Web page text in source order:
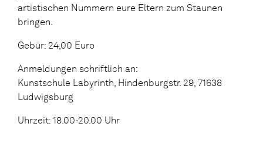
artistischen Nummern eure Eltern zum Staunen
bringen.
Gebür: 24,00 Euro
Anmeldungen schriftlich an:
Kunstschule Labyrinth, Hindenburgstr. 29, 71638
Ludwigsburg
Uhrzeit: 18.00-20.00 Uhr